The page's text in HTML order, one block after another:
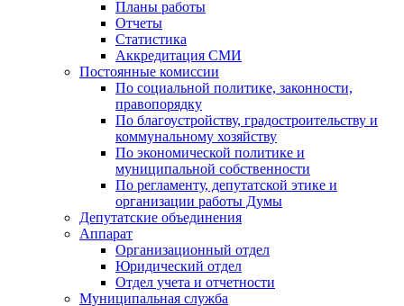
Планы работы
Отчеты
Статистика
Аккредитация СМИ
Постоянные комиссии
По социальной политике, законности,
правопорядку
По благоустройству, градостроительству и
коммунальному хозяйству
По экономической политике и
муниципальной собственности
По регламенту, депутатской этике и
организации работы Думы
Депутатские объединения
Аппарат
Организационный отдел
Юридический отдел
Отдел учета и отчетности
Муниципальная служба